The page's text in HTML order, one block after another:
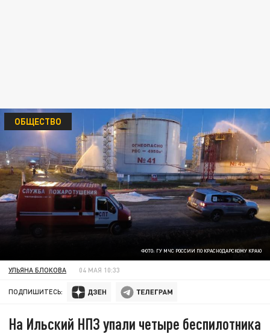
ФОТО: ГУ МЧС РОССИИ ПО КРАСНОДАРСКОМУ КРАЮ
ОБЩЕСТВО
УЛЬЯНА БЛОКОВА 04 МАЯ 10:33
ПОДПИШИТЕСЬ:
На Ильский НПЗ упали четыре беспилотника